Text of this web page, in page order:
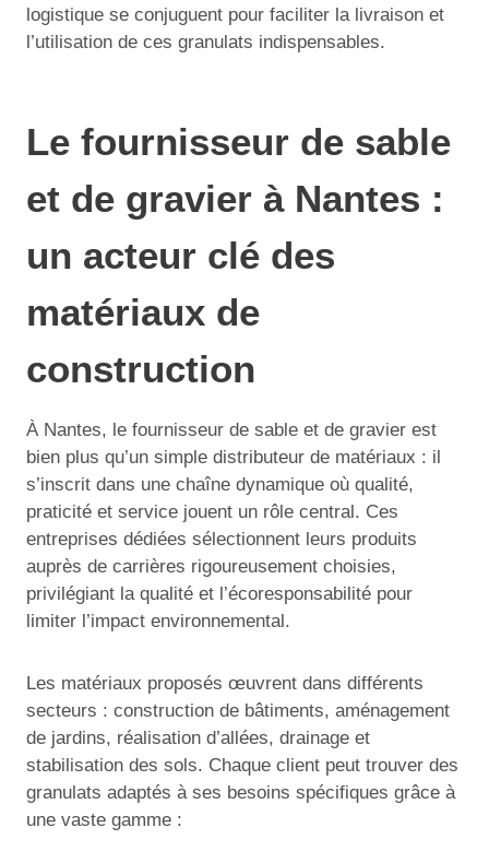
logistique se conjuguent pour faciliter la livraison et
l’utilisation de ces granulats indispensables.
Le fournisseur de sable
et de gravier à Nantes :
un acteur clé des
matériaux de
construction
À Nantes, le fournisseur de sable et de gravier est
bien plus qu’un simple distributeur de matériaux : il
s’inscrit dans une chaîne dynamique où qualité,
praticité et service jouent un rôle central. Ces
entreprises dédiées sélectionnent leurs produits
auprès de carrières rigoureusement choisies,
privilégiant la qualité et l’écoresponsabilité pour
limiter l’impact environnemental.
Les matériaux proposés œuvrent dans différents
secteurs : construction de bâtiments, aménagement
de jardins, réalisation d’allées, drainage et
stabilisation des sols. Chaque client peut trouver des
granulats adaptés à ses besoins spécifiques grâce à
une vaste gamme :